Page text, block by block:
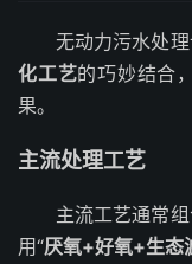
无动力污水处
化工艺的巧妙结合
果。
主流处理工艺
主流工艺通常
用“厌氧+好氧+生态